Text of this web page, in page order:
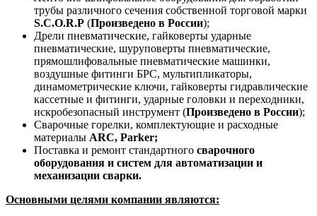
трубы различного сечения собственной торговой марки
S.C.O.R.P (Произведено в России);
Дрели пневматические, гайковерты ударные
пневматические, шуруповерты пневматические,
прямошлифовальные пневматические машинки,
воздушные фитинги БРС, мультипликаторы,
динамометрические ключи, гайковерты гидравлические
кассетные и фитинги, ударные головки и переходники,
искробезопасный инструмент (Произведено в России);
Сварочные горелки, комплектующие и расходные
материалы ARC, Parker;
Поставка и ремонт стандартного сварочного
оборудования и систем для автоматизации и
механизации сварки.
Основными целями компании являются: